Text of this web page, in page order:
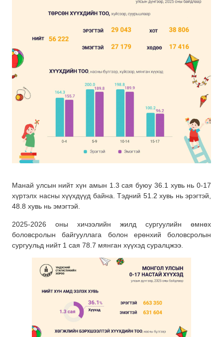
Манай улсын нийт хүн амын 1.3 сая буюу 36.1 хувь нь 0-17
хүртэлх насны хүүхдүүд байна. Тэдний 51.2 хувь нь эрэгтэй,
48.8 хувь нь эмэгтэй.
2025-2026 оны хичээлийн жилд сургуулийн өмнөх
боловсролын байгууллага болон ерөнхий боловсролын
сургуульд нийт 1 сая 78.7 мянган хүүхэд суралцжээ.